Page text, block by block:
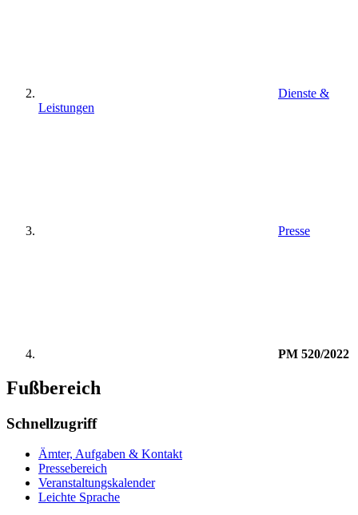
Dienste &
Leistungen
Presse
PM 520/2022
Fußbereich
Schnellzugriff
Ämter, Aufgaben & Kontakt
Pressebereich
Veranstaltungskalender
Leichte Sprache